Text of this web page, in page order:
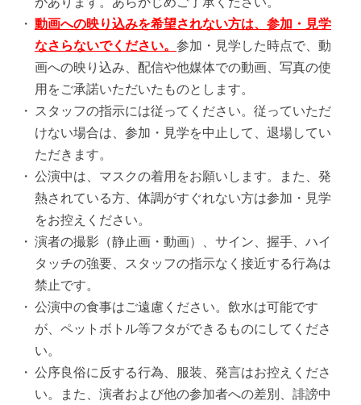
動画への映り込みを希望されない方は、参加・見学
なさらないでください。 参加・見学した時点で、動
画への映り込み、配信や他媒体での動画、写真の使
用をご承諾いただいたものとします。
スタッフの指示には従ってください。従っていただ
けない場合は、参加・見学を中止して、退場してい
ただきます。
公演中は、マスクの着用をお願いします。また、発
熱されている方、体調がすぐれない方は参加・見学
をお控えください。
演者の撮影（静止画・動画）、サイン、握手、ハイ
タッチの強要、スタッフの指示なく接近する行為は
禁止です。
公演中の食事はご遠慮ください。飲水は可能です
が、ペットボトル等フタができるものにしてくださ
い。
公序良俗に反する行為、服装、発言はお控えくださ
い。また、演者および他の参加者への差別、誹謗中